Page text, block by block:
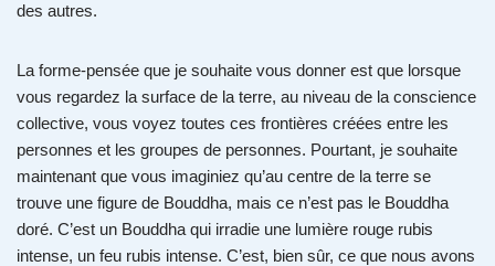
des autres.
La forme-pensée que je souhaite vous donner est que lorsque
vous regardez la surface de la terre, au niveau de la conscience
collective, vous voyez toutes ces frontières créées entre les
personnes et les groupes de personnes. Pourtant, je souhaite
maintenant que vous imaginiez qu’au centre de la terre se
trouve une figure de Bouddha, mais ce n’est pas le Bouddha
doré. C’est un Bouddha qui irradie une lumière rouge rubis
intense, un feu rubis intense. C’est, bien sûr, ce que nous avons